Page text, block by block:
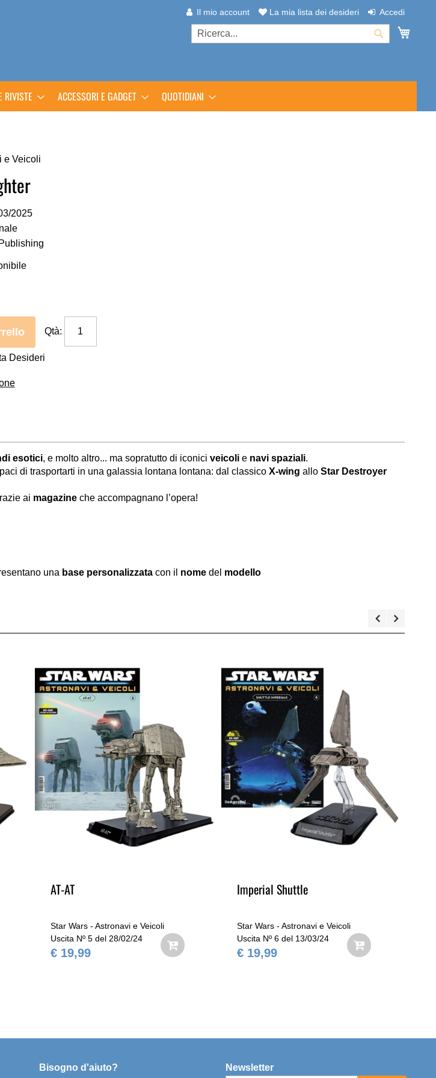
Il mio account La mia lista dei desideri Accedi
Cerca
RIVISTE ACCESSORI E GADGET QUOTIDIANI
e Veicoli
2025
Qtà:
Desideri
esotici, e molto altro... ma sopratutto di iconici veicoli e navi spaziali.
di trasportarti in una galassia lontana lontana: dal classico X-wing allo Star Destroyer
ai magazine che accompagnano l’opera!
una base personalizzata con il nome del modello
AT-AT
Star Wars - Astronavi e Veicoli
Uscita Nº 5 del 28/02/24
€ 19,99
Imperial Shuttle
Star Wars - Astronavi e Veicoli
Uscita Nº 6 del 13/03/24
€ 19,99
Bisogno d'aiuto?
Newsletter